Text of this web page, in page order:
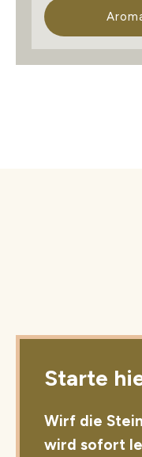
Starte
Wirf die
wird sofort